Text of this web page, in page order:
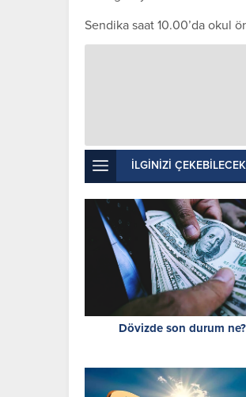
Sendika saat 10.00’da okul
İLGİNİZİ
Dövizde son durum ne?